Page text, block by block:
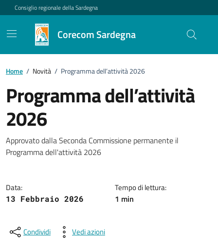
Vai ai contenuti
Vai al footer
Consiglio regionale della Sardegna
Corecom Sardegna
Home / Novità / Programma dell’attività 2026
Programma dell’attività
2026
Dettagli della notizia
Approvato dalla Seconda Commissione permanente il
Programma dell'attività 2026
Data:
13 Febbraio 2026
Tempo di lettura:
1 min
Condividi Vedi azioni